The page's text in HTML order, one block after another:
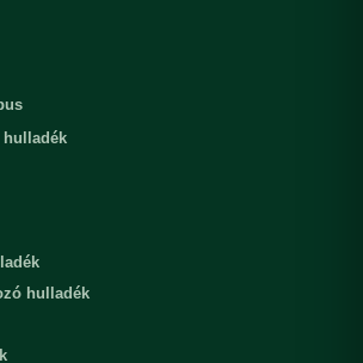
hulladék
hulladék